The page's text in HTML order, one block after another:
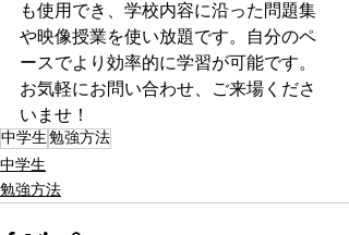
も使用でき、学校内容に沿った問題集
や映像授業を使い放題です。自分のペ
ースでより効率的に学習が可能です。
お気軽にお問い合わせ、ご来場くださ
いませ！
中学生 勉強方法
中学生
勉強方法